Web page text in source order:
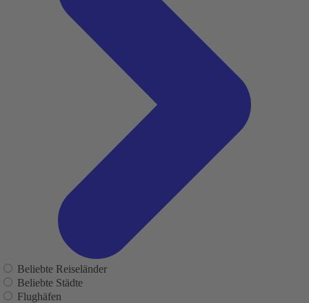
Beliebte Reiseländer
Beliebte Städte
Flughäfen